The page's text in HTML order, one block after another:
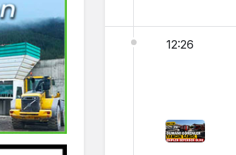
12:26